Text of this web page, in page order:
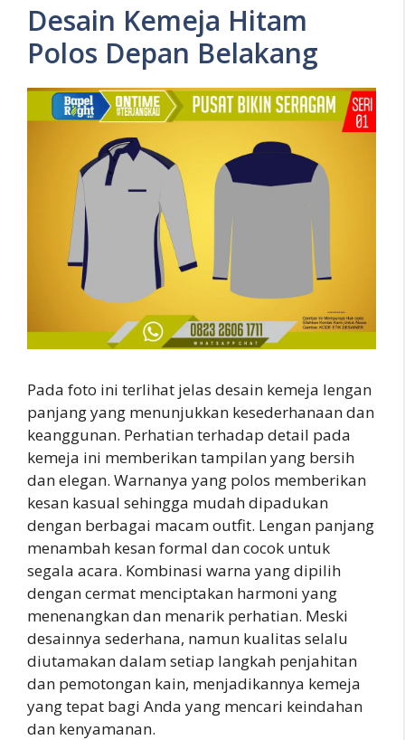
Desain Kemeja Hitam
Polos Depan Belakang
Pada foto ini terlihat jelas desain kemeja lengan
panjang yang menunjukkan kesederhanaan dan
keanggunan. Perhatian terhadap detail pada
kemeja ini memberikan tampilan yang bersih
dan elegan. Warnanya yang polos memberikan
kesan kasual sehingga mudah dipadukan
dengan berbagai macam outfit. Lengan panjang
menambah kesan formal dan cocok untuk
segala acara. Kombinasi warna yang dipilih
dengan cermat menciptakan harmoni yang
menenangkan dan menarik perhatian. Meski
desainnya sederhana, namun kualitas selalu
diutamakan dalam setiap langkah penjahitan
dan pemotongan kain, menjadikannya kemeja
yang tepat bagi Anda yang mencari keindahan
dan kenyamanan.